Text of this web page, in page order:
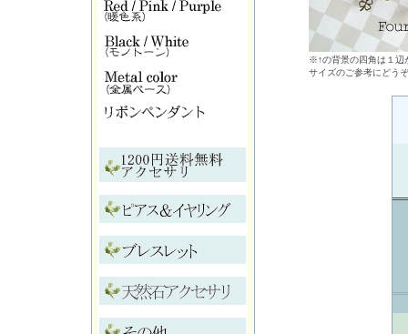
※↑の背景の四角は１辺
サイズのご参考にどう